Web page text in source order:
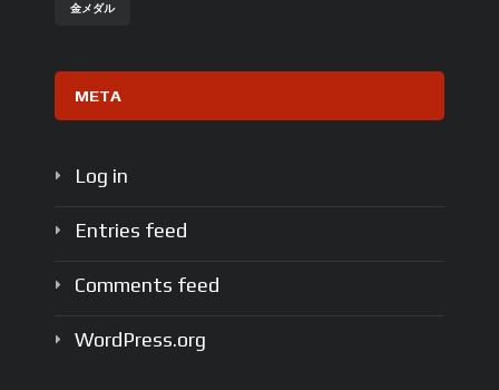
金メダル
META
Log in
Entries feed
Comments feed
WordPress.org